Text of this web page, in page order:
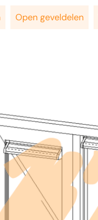
Open geveldelen